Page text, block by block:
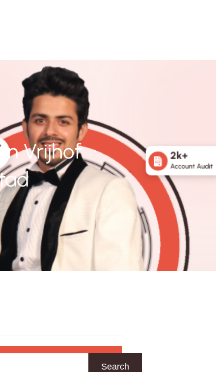
Vrijhof
Search